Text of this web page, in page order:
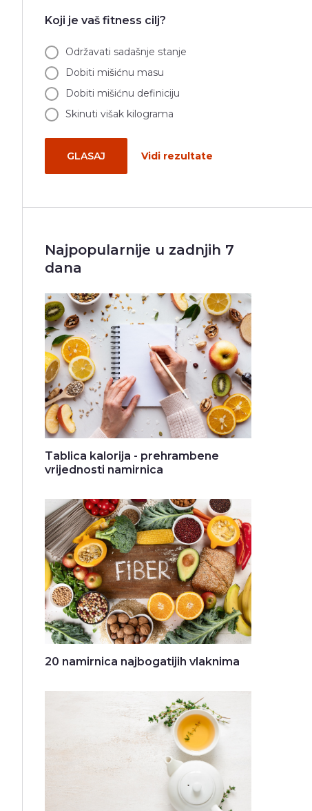
Koji je vaš fitness cilj?
Održavati sadašnje stanje
Dobiti mišićnu masu
Dobiti mišićnu definiciju
Skinuti višak kilograma
GLASAJ Vidi rezultate
Najpopularnije u zadnjih 7
dana
Tablica kalorija - prehrambene
vrijednosti namirnica
20 namirnica najbogatijih vlaknima